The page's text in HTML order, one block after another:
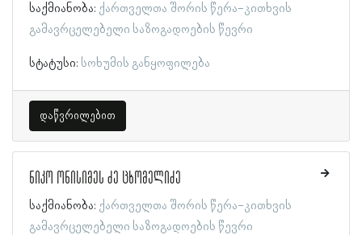
საქმიანობა: ქართველთა შორის წერა-კითხვის
გამავრცელებელი საზოგადოების წევრი
სტატუსი: სოხუმის განყოფილება
დაწვრილებით
ნიკო ონისიმეს ძე ცხომელიძე
საქმიანობა: ქართველთა შორის წერა-კითხვის
გამავრცელებელი საზოგადოების წევრი